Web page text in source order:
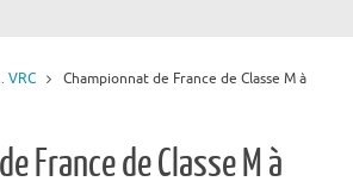
VRC
Championnat de France de Classe M à
France de Classe M à